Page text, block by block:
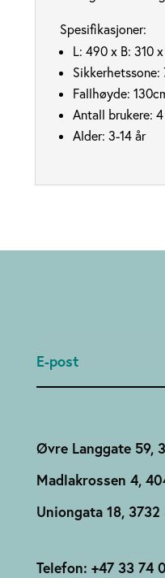
Spesifikasjoner:
L: 490 x B: 310
Sikkerhetssone:
Fallhøyde:
Antall brukere: 4
Alder: 3-14 år
Øvre Langgate 59,
Madlakrossen 4,
Uniongata 18, 3732
Telefon: +47 33 74